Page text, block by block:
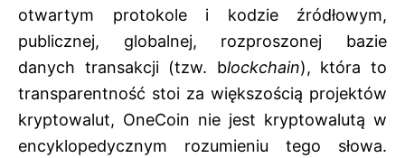
otwartym protokole i kodzie źródłowym,
publicznej, globalnej, rozproszonej bazie
danych transakcji (tzw. blockchain), która to
transparentność stoi za większością projektów
kryptowalut, OneCoin nie jest kryptowalutą w
encyklopedycznym rozumieniu tego słowa.